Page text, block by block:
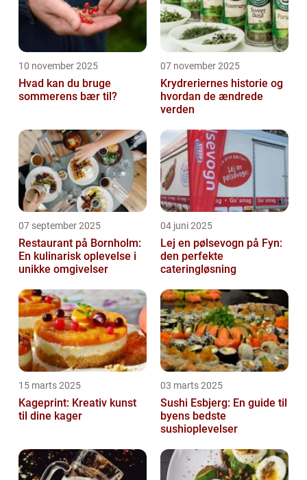
10 november 2025
Hvad kan du bruge
sommerens bær til?
07 november 2025
Krydreriernes historie og
hvordan de ændrede
verden
07 september 2025
Restaurant på Bornholm:
En kulinarisk oplevelse i
unikke omgivelser
04 juni 2025
Lej en pølsevogn på Fyn:
den perfekte
cateringløsning
15 marts 2025
Kageprint: Kreativ kunst
til dine kager
03 marts 2025
Sushi Esbjerg: En guide til
byens bedste
sushioplevelser